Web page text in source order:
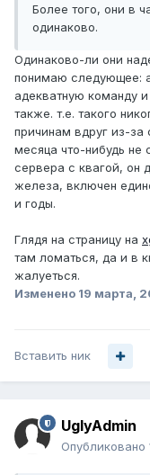
Более того, они в
одинаково.
Одинаково-ли они
понимаю следующее:
адекватную команду
также. т.е. такого
причинам вдруг из-за
месяца что-нибудь
сервера с квагой, он
железа, включен
и годы.
Глядя на страницу на
там ломаться, да и в
жалуеться.
Изменено 19 марта,
Вставить ник
UglyAdmin
Опубликовано